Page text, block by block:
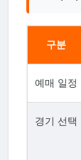
구분
예매 일정
경기 선택